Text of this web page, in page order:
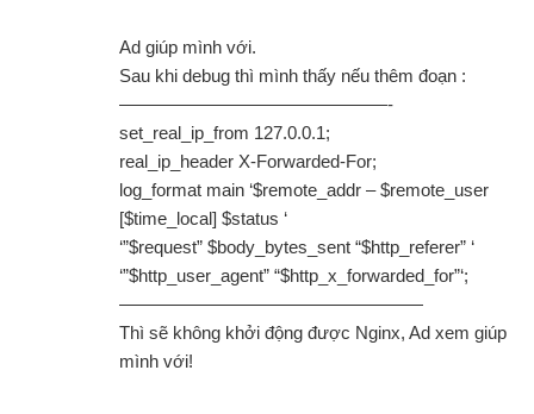
Ad giúp mình với.
Sau khi debug thì mình thấy nếu thêm đoạn :
———————————————-
set_real_ip_from 127.0.0.1;
real_ip_header X-Forwarded-For;
log_format main ‘$remote_addr – $remote_user
[$time_local] $status ‘
‘”$request” $body_bytes_sent “$http_referer” ‘
‘”$http_user_agent” “$http_x_forwarded_for”‘;
—————————————————
Thì sẽ không khởi động được Nginx, Ad xem giúp
mình với!